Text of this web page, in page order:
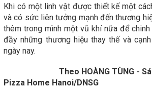
Khi có một linh vật được thiết kế một
và có sức liên tưởng mạnh đến thương
thêm trong mình một vũ khí nữa để
đầy những thương hiệu thay thế và
ngày nay.
Theo HOÀNG TÙNG -
Pizza Home Hanoi/DNSG